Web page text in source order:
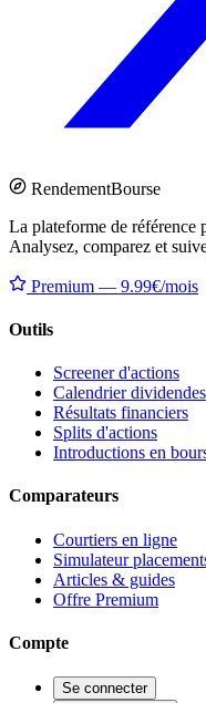
RendementBourse
La plateforme de référence
Analysez, comparez et
Premium — 9.99€/mois
Outils
Screener d'actions
Calendrier dividendes
Résultats financiers
Splits d'actions
Introductions en
Comparateurs
Courtiers en ligne
Simulateur
Articles & guides
Offre Premium
Compte
Se connecter